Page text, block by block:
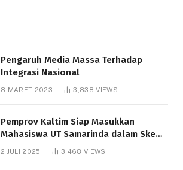
Pengaruh Media Massa Terhadap
Integrasi Nasional
8 MARET 2023 3,838VIEWS
Pemprov Kaltim Siap Masukkan
Mahasiswa UT Samarinda dalam Skema
Bantuan Pendidikan Gratispol
2 JULI 2025 3,468 VIEWS